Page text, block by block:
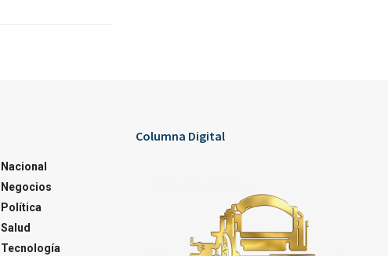
Nacional
Negocios
Política
Salud
Tecnología
Columna Digital